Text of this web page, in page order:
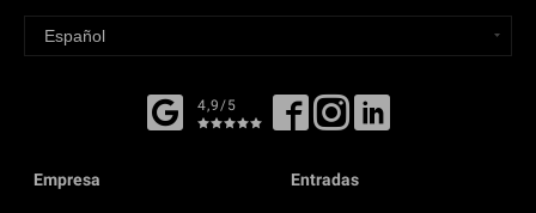
4,9/5
Empresa Entradas